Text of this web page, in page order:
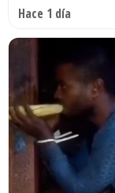
Hace 1 día